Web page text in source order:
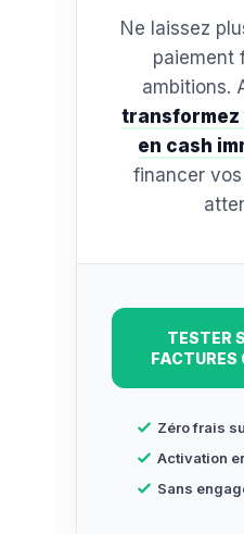
Ne laissez
paiement
ambitions.
en cash
financer
TESTER
FACTURES
Zéro frais
Activation
Sans